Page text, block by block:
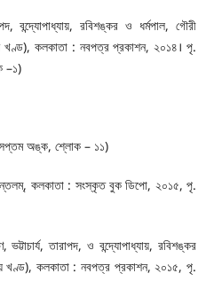
বন্দ্যোপাধ্যায়, রবিশঙ্কর ও ধর্মপাল, গৌরী
খণ্ড), কলকাতা : নবপত্র প্রকাশন, ২০১৪। পৃ.
–১)
অঙ্ক, শ্লোক – ১১)
কলকাতা : সংস্কৃত বুক ডিপো, ২০১৫, পৃ.
তারাপদ, ও বন্দ্যোপাধ্যায়, রবিশঙ্কর
খণ্ড), কলকাতা : নবপত্র প্রকাশন, ২০১৫, পৃ.